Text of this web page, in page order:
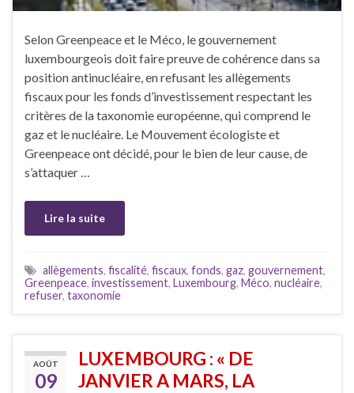
Selon Greenpeace et le Méco, le gouvernement
luxembourgeois doit faire preuve de cohérence dans sa
position antinucléaire, en refusant les allègements
fiscaux pour les fonds d’investissement respectant les
critères de la taxonomie européenne, qui comprend le
gaz et le nucléaire. Le Mouvement écologiste et
Greenpeace ont décidé, pour le bien de leur cause, de
s’attaquer …
Lire la suite
allègements, fiscalité, fiscaux, fonds, gaz, gouvernement,
Greenpeace, investissement, Luxembourg, Méco, nucléaire,
refuser, taxonomie
AOÛT
09
LUXEMBOURG : « DE
JANVIER A MARS, LA